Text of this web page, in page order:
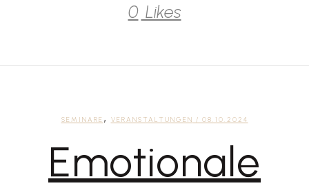
0 Likes
SEMINARE , VERANSTALTUNGEN / 08.10.2024
Emotionale